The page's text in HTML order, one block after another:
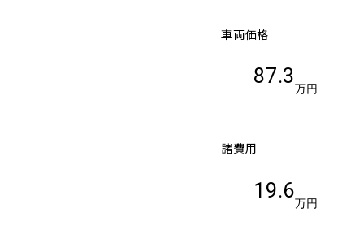
車両価格
87.3
万円
諸費用
19.6
万円